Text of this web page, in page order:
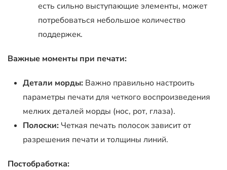
есть сильно выступающие элементы, может
потребоваться небольшое количество
поддержек.
Важные моменты при печати:
Детали морды: Важно правильно настроить
параметры печати для четкого воспроизведения
мелких деталей морды (нос, рот, глаза).
Полоски: Четкая печать полосок зависит от
разрешения печати и толщины линий.
Постобработка: